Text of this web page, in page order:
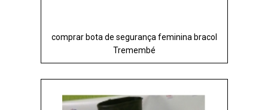
comprar bota de segurança feminina bracol
Tremembé